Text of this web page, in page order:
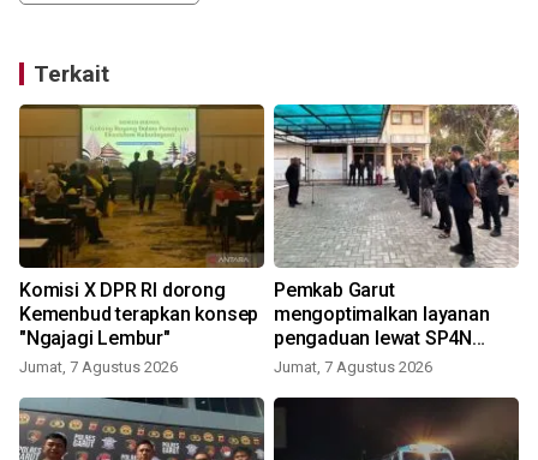
Terkait
Komisi X DPR RI dorong
Kemenbud terapkan konsep
"Ngajagi Lembur"
Jumat, 7 Agustus 2026
Pemkab Garut
mengoptimalkan layanan
pengaduan lewat SP4N
LAPOR
Jumat, 7 Agustus 2026